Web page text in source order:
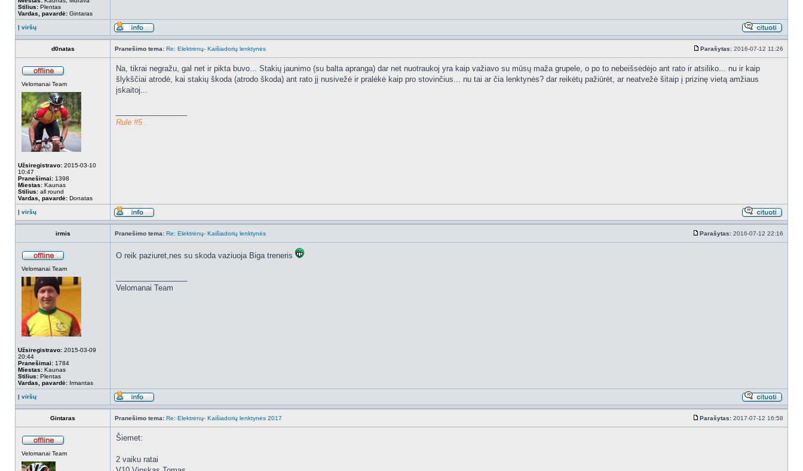
Stilius: Plentas
Vardas, pavardė: Gintaras
Į viršų
d0natas Pranešimo tema: Re: Elektrėnų- Kaišiadorių lenktynės Parašytas: 2016-07-12 11:26
Velomanai Team
Užsiregistravo: 2015-03-10
10:47
Pranešimai: 1398
Miestas: Kaunas
Stilius: all round
Vardas, pavardė: Donatas
Na, tikrai negražu, gal net ir pikta buvo... Stakių jaunimo (su balta apranga) dar net nuotraukoj yra kaip važiavo su mūsų maža grupele, o po to nebeišsėdėjo ant rato ir atsiliko... nu ir kaip
šlykščiai atrodė, kai stakių škoda (atrodo škoda) ant rato jį nusivežė ir pralėkė kaip pro stovinčius... nu tai ar čia lenktynės? dar reikėtų pažiūrėt, ar neatvežė šitaip į prizinę vietą amžiaus
įskaitoj...
Rule #5 .
Į viršų
irmis Pranešimo tema: Re: Elektrėnų- Kaišiadorių lenktynės Parašytas: 2016-07-12 22:16
Velomanai Team
Užsiregistravo: 2015-03-09
20:44
Pranešimai: 1784
Miestas: Kaunas
Stilius: Plentas
Vardas, pavardė: Irmantas
O reik paziuret,nes su skoda vaziuoja Biga treneris
Velomanai Team
Į viršų
Gintaras Pranešimo tema: Re: Elektrėnų- Kaišiadorių lenktynės 2017 Parašytas: 2017-07-12 16:58
Velomanai Team
Šiemet:
2 vaiku ratai